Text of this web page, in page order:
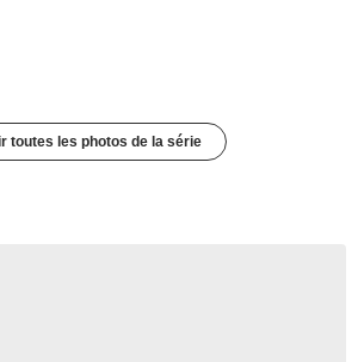
toutes les photos de la série